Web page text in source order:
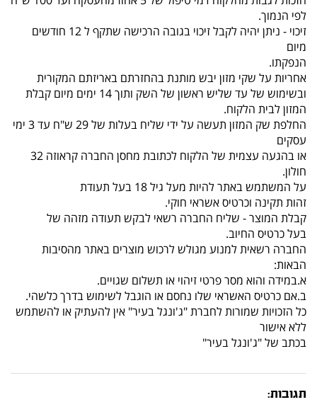
לפי הנמוך.
זיכוי - ניתן יהיה לקבל זיכוי בגובה הרכישה שתקף ל 12 חודשים
מיום
הנפקתו.
אחריות על שקי מזון יבש מותנת בהחזרתם באריזתם המקורית
ובשימוש של עד שליש ראשון של השק ותוך 14 ימים מיום קבלת
המזון לבית הלקוח.
החלפת שק המזון תעשה על ידי שליח בעלות של 29 ש"ח עד 3 ימי
עסקים
או בהגעה עצמית של הלקוח לכתובת מחסן החברה קראוזה 32
חולון.
על המשתמש באתר להיות מעל גיל 18 בעל תעודת
זהות תקינה וכרטיס אשראי חוקי.
קבלת המוצר - שליח החברה רשאי לבקש תעודה מזהה של
בעל כרטיס החיוב.
החברה רשאית למנוע מגולש לרכוש מוצרים באתר מהסיבות
הבאות:
א.במידה והוא מסר פרטי זיהוי או תשלום שגויים.
ב.אם כרטיס האשראי שלו נחסם או הוגבל לשימוש בדרך כלשהי.
כל הזכויות שמורות לחברת "ג'ונגל בעיר" אין להעתיק או להשתמש
ללא אישור
בכתב של "ג'ונגל בעיר"
תגובות: